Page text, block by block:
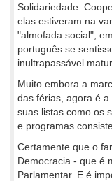
Solidariedade.
elas estiveram na
"almofada social",
português se
inultrapassável
Muito embora a
das férias, agora é
suas listas como os
e programas
Certamente que o
Democracia - que é
Parlamentar. E é